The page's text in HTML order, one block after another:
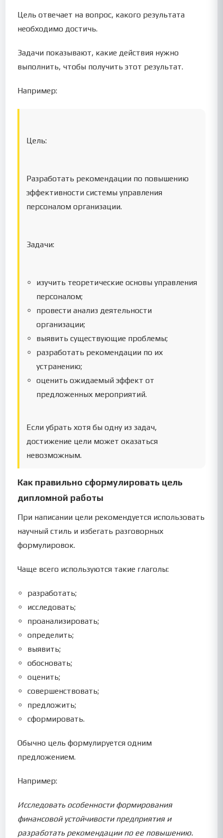
Цель отвечает на вопрос, какого результата
необходимо достичь.
Задачи показывают, какие действия нужно
выполнить, чтобы получить этот результат.
Например:
Цель:
Разработать рекомендации по повышению
эффективности системы управления
персоналом организации.
Задачи:
изучить теоретические основы управления
персоналом;
провести анализ деятельности
организации;
выявить существующие проблемы;
разработать рекомендации по их
устранению;
оценить ожидаемый эффект от
предложенных мероприятий.
Если убрать хотя бы одну из задач,
достижение цели может оказаться
невозможным.
Как правильно сформулировать цель
дипломной работы
При написании цели рекомендуется использовать
научный стиль и избегать разговорных
формулировок.
Чаще всего используются такие глаголы:
разработать;
исследовать;
проанализировать;
определить;
выявить;
обосновать;
оценить;
совершенствовать;
предложить;
сформировать.
Обычно цель формулируется одним
предложением.
Например:
Исследовать особенности формирования
финансовой устойчивости предприятия и
разработать рекомендации по ее повышению.